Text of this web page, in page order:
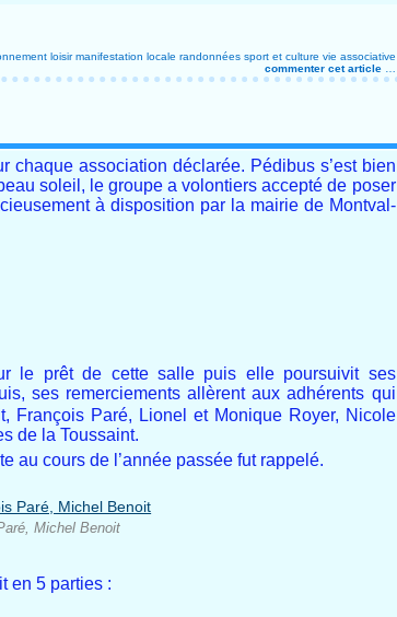
loisir manifestation locale randonnées sport et culture vie associative
commenter cet article
chaque association déclarée. Pédibus s’est bien
soleil, le groupe a volontiers accepté de poser
à disposition par la mairie de Montval-
le prêt de cette salle puis elle poursuivit ses
ses remerciements allèrent aux adhérents qui
François Paré, Lionel et Monique Royer, Nicole
de la Toussaint.
au cours de l’année passée fut rappelé.
Michel Benoit
en 5 parties :